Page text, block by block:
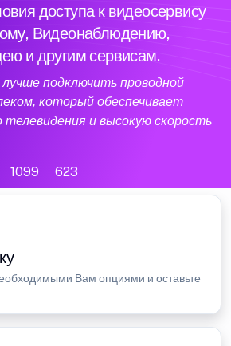
доступа к видеосервису
Видеонаблюдению,
и другим сервисам.
подключить проводной
который обеспечивает
телевидения и высокую скорость
1099 623
Вам опциями и оставьте